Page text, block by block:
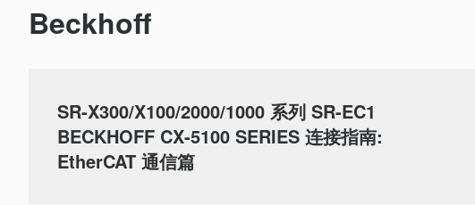
Beckhoff
SR-X300/X100/2000/1000 系列 SR-EC1
BECKHOFF CX-5100 SERIES 连接指南:
EtherCAT 通信篇